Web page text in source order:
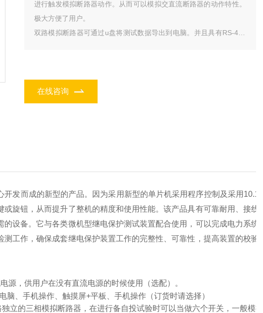
进行触发模拟断路器动作。从而可以模拟交直流断路器的动作特性。
极大方便了用户。
双路模拟断路器可通过u盘将测试数据导出到电脑。并且具有RS-485
在线咨询
开发而成的新型的产品。因为采用新型的单片机采用程序控制及采用 10.1
旋钮，从而提升了整机的精度和使用性能。该产品具有可靠耐用、接线
设备。它与各类微机型继电保护测试装置配合使用，可以完成电力系统
工作，确保成套继电保护装置工作的完整性、可靠性，提高装置的校验
源， 供用户在没有直流电源的时候使用
（选配）。
脑、手机操作、触摸屏+平板、手机操作（订货时请选择）
独立的三相模拟断路器 ， 在进行备自投试验时可以当做六个开关 ， 一般模拟